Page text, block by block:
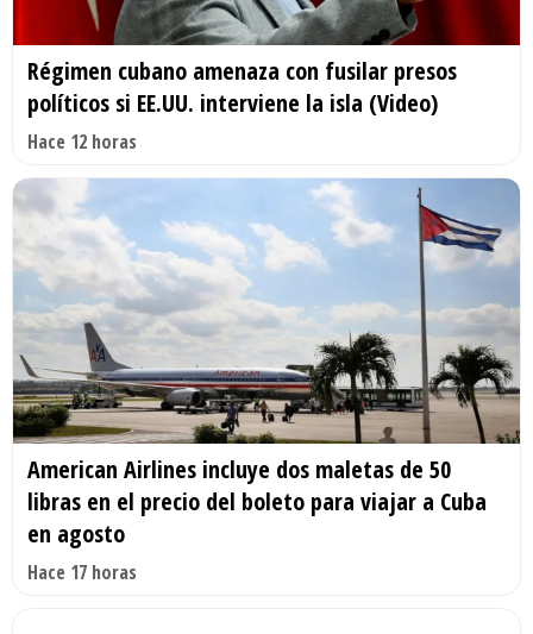
Régimen cubano amenaza con fusilar presos
políticos si EE.UU. interviene la isla (Video)
Hace 12 horas
American Airlines incluye dos maletas de 50
libras en el precio del boleto para viajar a Cuba
en agosto
Hace 17 horas